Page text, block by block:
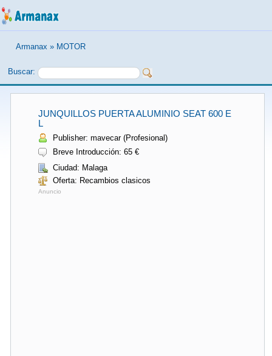
Armanax » MOTOR
Buscar:
JUNQUILLOS PUERTA ALUMINIO SEAT 600 E
L
Publisher: mavecar (Profesional)
Breve Introducción: 65 €
Ciudad: Malaga
Oferta: Recambios clasicos
Anuncio